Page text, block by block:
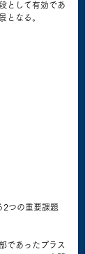
として有効であ
となる。
2つの重要課題
であったプラス